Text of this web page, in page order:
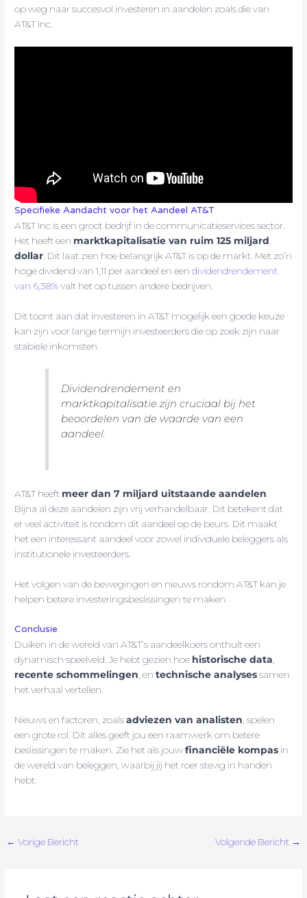
op weg naar succesvol investeren in aandelen zoals die van
AT&T Inc.
Specifieke Aandacht voor het Aandeel AT&T
AT&T Inc is een groot bedrijf in de communicatieservices sector.
Het heeft een marktkapitalisatie van ruim 125 miljard
dollar . Dit laat zien hoe belangrijk AT&T is op de markt. Met zo’n
hoge dividend van 1,11 per aandeel en eendividendrendement
van 6,38%valt het op tussen andere bedrijven.
Dit toont aan dat investeren in AT&T mogelijk een goede keuze
kan zijn voor lange termijn investeerders die op zoek zijn naar
stabiele inkomsten.
Dividendrendement en
marktkapitalisatie zijn cruciaal bij het
beoordelen van de waarde van een
aandeel.
AT&T heeft meer dan 7 miljard uitstaande aandelen
Bijna al deze aandelen zijn vrij verhandelbaar. Dit betekent dat
er veel activiteit is rondom dit aandeel op de beurs. Dit maakt
het een interessant aandeel voor zowel individuele beleggers als
institutionele investeerders.
Het volgen van de bewegingen en nieuws rondom AT&T kan je
helpen betere investeringsbeslissingen te maken.
Conclusie
Duiken in de wereld van AT&T’s aandeelkoers onthult een
dynamisch speelveld. Je hebt gezien hoe historische data
recente schommelingen , entechnische analysessamen
het verhaal vertellen.
Nieuws en factoren, zoalsadviezen van analisten , spelen
een grote rol. Dit alles geeft jou een raamwerk om betere
beslissingen te maken. Zie het als jouwfinanciële kompas in
de wereld van beleggen, waarbij jij het roer stevig in handen
hebt.
← Vorige Bericht Volgende Bericht →